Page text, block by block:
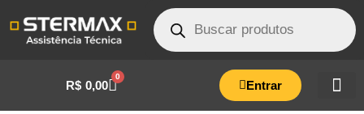
R$ 0,00
0
Entrar